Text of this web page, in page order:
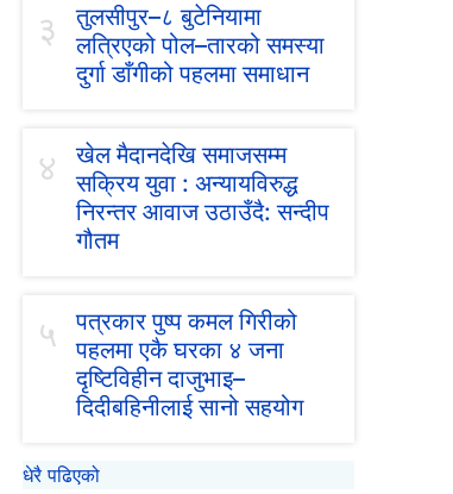
३
तुलसीपुर–८ बुटेनियामा
लत्रिएको पोल–तारको समस्या
दुर्गा डाँगीको पहलमा समाधान
४
खेल मैदानदेखि समाजसम्म
सक्रिय युवा : अन्यायविरुद्ध
निरन्तर आवाज उठाउँदै: सन्दीप
गौतम
५
पत्रकार पुष्प कमल गिरीको
पहलमा एकै घरका ४ जना
दृष्टिविहीन दाजुभाइ–
दिदीबहिनीलाई सानो सहयोग
धेरै पढिएको